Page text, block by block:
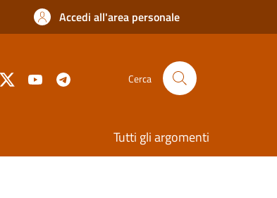
Accedi all'area personale
Cerca
Tutti gli argomenti